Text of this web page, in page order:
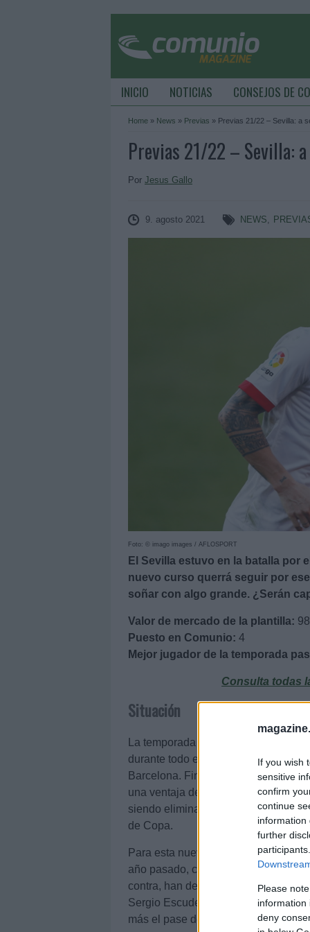
If you wish
sensitive
confirm
continue
information
further
Please
information
deny
INICIO NOTICIAS CONSEJOS DE
Home » News » Previas » Previas 21/22 – Sevilla: a
Previas 21/22 – Sevilla:
Por Jesus Gallo
9. agosto 2021 NEWS,
Foto: © imago images / AFLOSPORT
El Sevilla estuvo en la batalla por
nuevo curso querrá seguir por
soñar con algo grande. ¿Serán
Valor de mercado de la plantilla:
Puesto en Comunio: 4
Mejor jugador de la temporada
Consulta todas
Situación
La temporada 2020/21 del Sevilla
durante todo el curso en los
Barcelona. Finalmente acabaron en
una ventaja de 15 sobre el quinto
siendo eliminados en octavos por
de Copa.
Para esta nueva temporada 2021/
año pasado, con las adiciones del
contra, han dejado el club
Sergio Escudero o un Bryan Gil que
más el pase del anteriormente